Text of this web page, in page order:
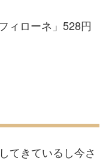
ィローネ」528円
てきているし今さ